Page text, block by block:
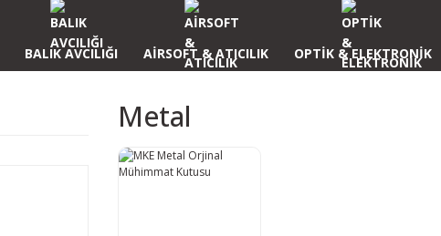
BALIK AVCILIĞI AİRSOFT & ATICILIK OPTİK & ELEKTRONİK
Metal